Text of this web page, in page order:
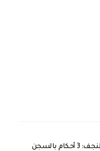
جنايات النجف: 3 أحكام بالسجن